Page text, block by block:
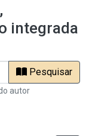
integrada
Pesquisar
autor